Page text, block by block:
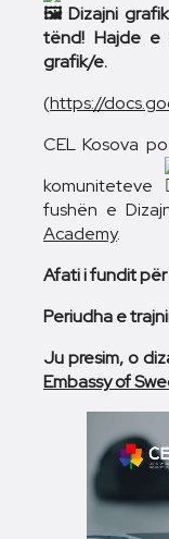
Dizajni
tënd! Hajde e
grafik/e.
(https://
CEL Kosova
komuniteteve
fushën e
Academy.
Afati i fundit për
Periudha e
Ju presim, o
Embassy of